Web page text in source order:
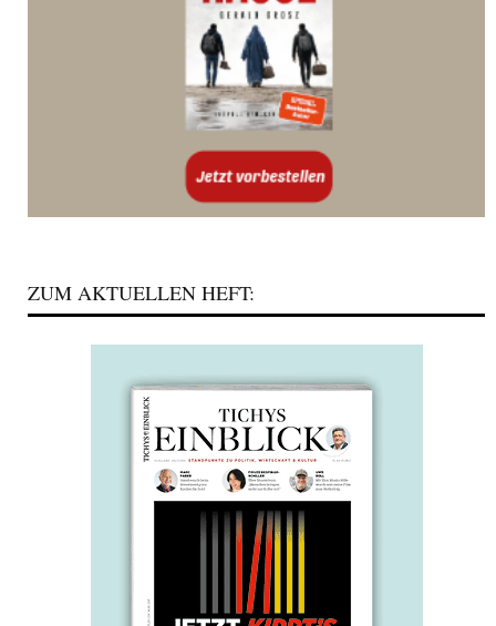
ZUM AKTUELLEN HEFT: